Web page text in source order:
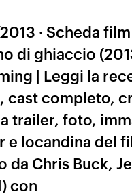
· Scheda
di ghiaccio
| Leggi la
cast completo,
trailer, foto,
e locandina del
da Chris Buck,
con